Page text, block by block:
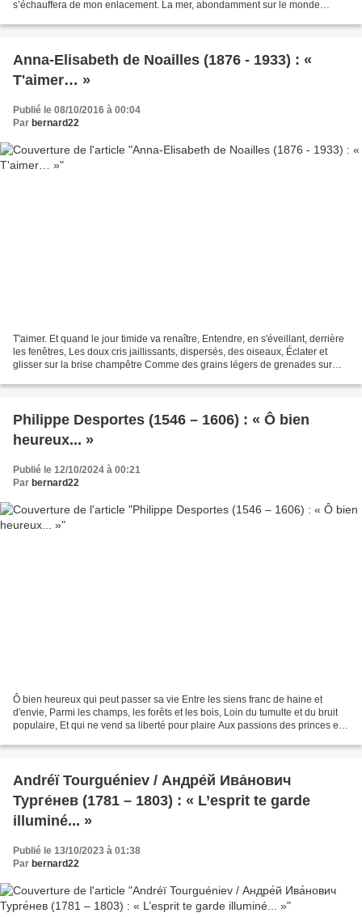
s’échauffera de mon enlacement. La mer, abondamment sur le monde
Anna-Elisabeth de Noailles (1876 - 1933) : «
T'aimer… »
Publié le 08/10/2016 à 00:04
Par bernard22
T'aimer. Et quand le jour timide va renaître, Entendre, en s'éveillant, derrière
les fenêtres, Les doux cris jaillissants, dispersés, des oiseaux, Éclater et
glisser sur la brise champêtre Comme des grains légers de grenades sur
Philippe Desportes (1546 – 1606) : « Ô bien
heureux... »
Publié le 12/10/2024 à 00:21
Par bernard22
Ô bien heureux qui peut passer sa vie Entre les siens franc de haine et
d'envie, Parmi les champs, les forêts et les bois, Loin du tumulte et du bruit
populaire, Et qui ne vend sa liberté pour plaire Aux passions des princes et
Andréï Tourguéniev / Андре́й Ива́нович
Турге́нев (1781 – 1803) : « L’esprit te garde
illuminé... »
Publié le 13/10/2023 à 01:38
Par bernard22